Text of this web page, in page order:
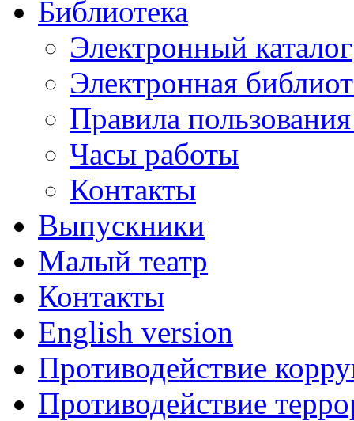
Библиотека
Электронный каталог
Электронная
Правила
Часы работы
Контакты
Выпускники
Малый театр
Контакты
English version
Противодействие
Противодействие